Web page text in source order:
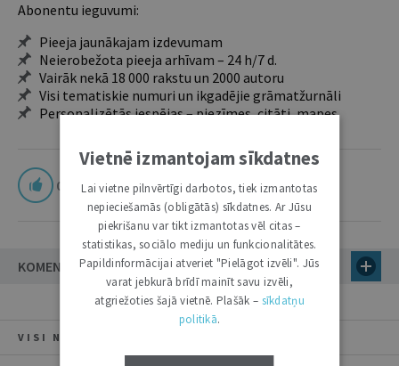
Abonentu ieguvumi:
Pieeja jaunākajam izdevumam
Neierobežota pieeja arhīvam – 24 h/7 d.
Vairāk nekā 18 000 rakstu un 2000 autoru
Visi tematiskie numuri un ikgadējie grāmatžurnāli
Personalizētās iespējas – piezīmes, citāti, mapes
0
KOMENTĀRI
VISI NUMURA RAKSTI
Vietnē izmantojam sīkdatnes
Lai vietne pilnvērtīgi darbotos, tiek izmantotas
nepieciešamās (obligātās) sīkdatnes. Ar Jūsu
piekrišanu var tikt izmantotas vēl citas –
statistikas, sociālo mediju un funkcionalitātes.
Papildinformācijai atveriet "Pielāgot izvēli". Jūs
varat jebkurā brīdī mainīt savu izvēli,
atgriežoties šajā vietnē. Plašāk – sīkdatņu
politikā.